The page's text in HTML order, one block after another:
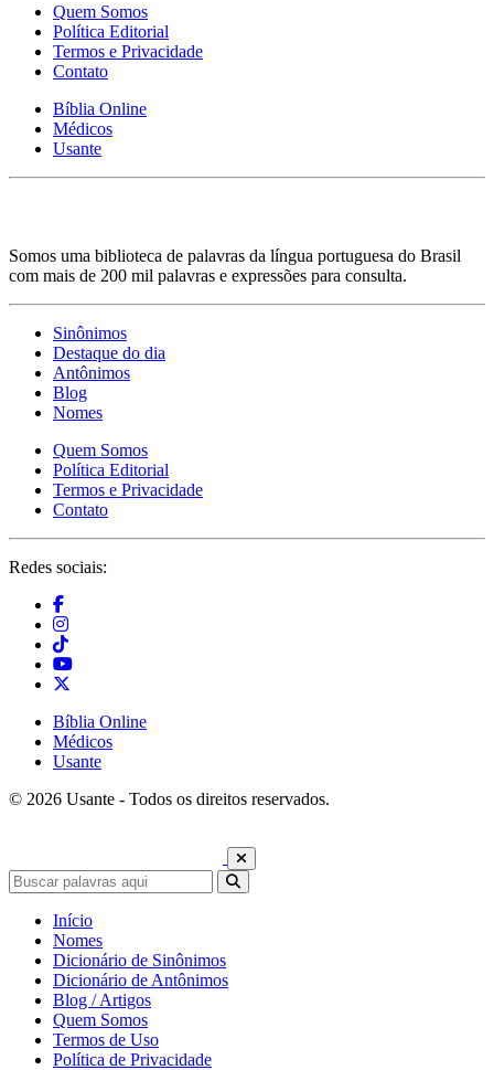
Quem Somos
Política Editorial
Termos e Privacidade
Contato
Bíblia Online
Médicos
Usante
Somos uma biblioteca de palavras da língua portuguesa do Brasil
com mais de 200 mil palavras e expressões para consulta.
Sinônimos
Destaque do dia
Antônimos
Blog
Nomes
Quem Somos
Política Editorial
Termos e Privacidade
Contato
Redes sociais:
Bíblia Online
Médicos
Usante
© 2026 Usante - Todos os direitos reservados.
Início
Nomes
Dicionário de Sinônimos
Dicionário de Antônimos
Blog / Artigos
Quem Somos
Termos de Uso
Política de Privacidade